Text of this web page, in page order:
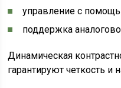
управление с
поддержка
Динамическая
гарантируют четкость и